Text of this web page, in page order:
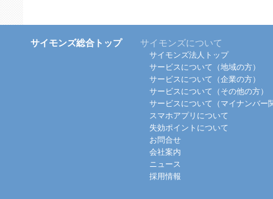
サイモンズ総合トップ サイモンズについて
サイモンズ法人トップ
サービスについて（地域の方）
サービスについて（企業の方）
サービスについて（その他の方）
サービスについて（マイナンバー
スマホアプリについて
失効ポイントについて
お問合せ
会社案内
ニュース
採用情報